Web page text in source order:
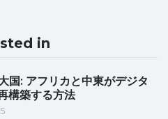
in
国: アフリカと中東がデジタ
構築する方法